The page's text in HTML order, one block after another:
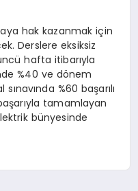
hak kazanmak için
Derslere eksiksiz
hafta itibarıyla
%40 ve dönem
%60 başarılı
tamamlayan
bünyesinde